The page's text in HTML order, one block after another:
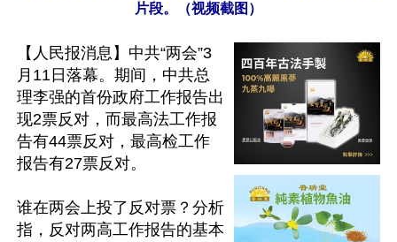
片段。（视频截图）
【人民报消息】中共“两会”3
月11日落幕。期间，中共总
理李强的首份政府工作报告出
现2票反对，而最高法工作报
告有44票反对，最高检工作
报告有27票反对。
谁在两会上投了反对票？分析
指，反对两高工作报告的基本